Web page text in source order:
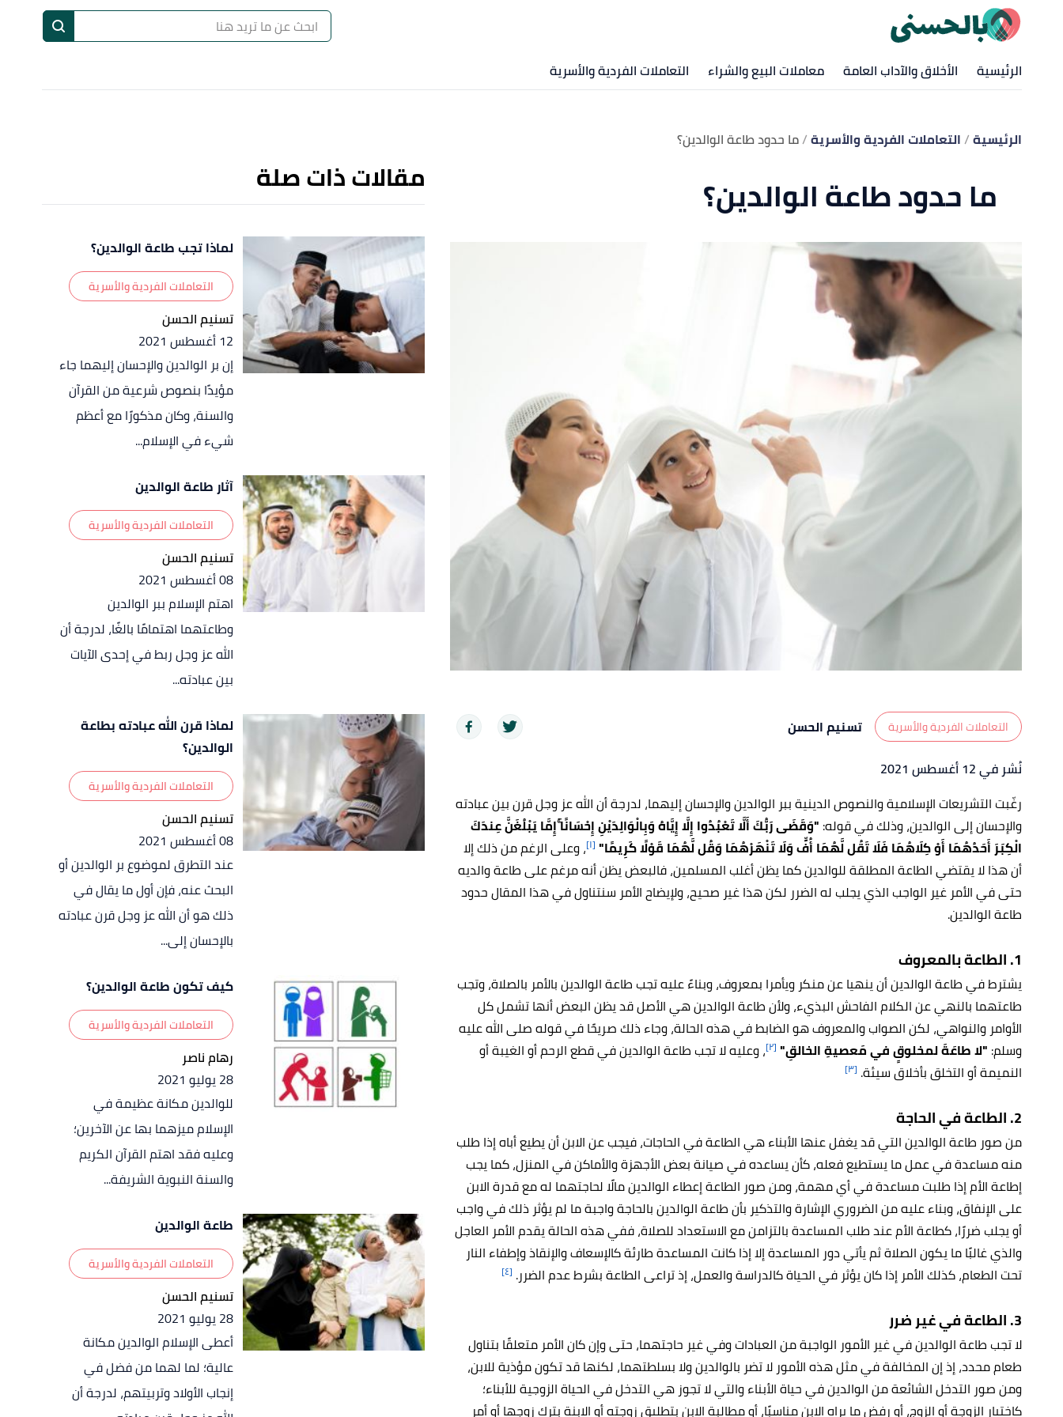
الرئيسية الأخلاق والآداب العامة معاملات البيع والشراء التعاملات الفردية والأسرية
الرئيسية التعاملات الفردية والأسرية ما حدود طاعة الوالدين؟
ما حدود طاعة الوالدين؟
التعاملات الفردية والأسرية
تسنيم الحسن
نُشر في 12 أغسطس 2021
رغّبت التشريعات الإسلامية والنصوص الدينية ببر الوالدين والإحسان إليهما، لدرجة أن الله عز وجل قرن بين عبادته
والإحسان إلى الوالدين، وذلك في قوله: "وَقَضَى رَبُّكَ أَلَّا تَعْبُدُوا إِلَّا إِيَّاهُ وَبِالْوَالِدَيْنِ إِحْسَانًا ۚإِمَّا يَبْلُغَنَّ عِندَكَ
الْكِبَرَ أَحَدُهُمَا أَوْ كِلَاهُمَا فَلَا تَقُل لَّهُمَا أُفٍّ وَلَا تَنْهَرْهُمَا وَقُل لَّهُمَا قَوْلًا كَرِيمًا" [١] ، وعلى الرغم من ذلك إلا
أن هذا لا يقتضي الطاعة المطلقة للوالدين كما يظن أغلب المسلمين، فالبعض يظن أنه مرغم على طاعة والديه
حتى في الأمر غير الواجب الذي يجلب له الضرر لكن هذا غير صحيح، ولإيضاح الأمر سنتناول في هذا المقال حدود
طاعة الوالدين.
1. الطاعة بالمعروف
يشترط في طاعة الوالدين أن ينهيا عن منكر ويأمرا بمعروف، وبناءً عليه تجب طاعة الوالدين بالأمر بالصلاة، وتجب
طاعتهما بالنهي عن الكلام الفاحش البذيء، ولأن طاعة الوالدين هي الأصل قد يظن البعض أنها تشمل كل
الأوامر والنواهي، لكن الصواب والمعروف هو الضابط في هذه الحالة، وجاء ذلك صريحًا في قوله صلى الله عليه
وسلم: "لا طاعَةَ لمخلوقٍ في مَعصيةِ الخالقِ" [٢] ، وعليه لا تجب طاعة الوالدين في قطع الرحم أو الغيبة أو
النميمة أو التخلق بأخلاق سيئة. [٣]
2. الطاعة في الحاجة
من صور طاعة الوالدين التي قد يغفل عنها الأبناء هي الطاعة في الحاجات، فيجب عن الابن أن يطيع أباه إذا طلب
منه مساعدة في عمل ما يستطيع فعله، كأن يساعده في صيانة بعض الأجهزة والأماكن في المنزل، كما يجب
إطاعة الأم إذا طلبت مساعدة في أي مهمة، ومن صور الطاعة إعطاء الوالدين مالًا لحاجتهما له مع قدرة الابن
على الإنفاق، وبناء عليه من الضروري الإشارة والتذكير بأن طاعة الوالدين بالحاجة واجبة ما لم يؤثر ذلك في واجب
أو يجلب ضررًا، كطاعة الأم عند طلب المساعدة بالتزامن مع الاستعداد للصلاة، ففي هذه الحالة يقدم الأمر العاجل
والذي غالبًا ما يكون الصلاة ثم يأتي دور المساعدة إلا إذا كانت المساعدة طارئة كالإسعاف والإنقاذ وإطفاء النار
تحت الطعام، كذلك الأمر إذا كان يؤثر في الحياة كالدراسة والعمل، إذ تراعى الطاعة بشرط عدم الضرر. [٤]
3. الطاعة في غير ضرر
لا تجب طاعة الوالدين في غير الأمور الواجبة من العبادات وفي غير حاجتهما، حتى وإن كان الأمر متعلقًا بتناول
طعام محدد، إذ إن المخالفة في مثل هذه الأمور لا تضر بالوالدين ولا بسلطتهما، لكنها قد تكون مؤذية للابن،
ومن صور التدخل الشائعة من الوالدين في حياة الأبناء والتي لا تجوز هي التدخل في الحياة الزوجية للأبناء؛
كاختيار الزوجة أو الزوج، أو رفض ما يراه الابن مناسبًا، أو مطالبة الابن بتطليق زوجته أو الابنة بترك زوجها أو أمر
مقالات ذات صلة
لماذا تجب طاعة الوالدين؟
التعاملات الفردية والأسرية
تسنيم الحسن
12 أغسطس 2021
إن بر الوالدين والإحسان إليهما جاء
مؤيدًا بنصوص شرعية من القرآن
والسنة، وكان مذكورًا مع أعظم
شيء في الإسلام...
آثار طاعة الوالدين
التعاملات الفردية والأسرية
تسنيم الحسن
08 أغسطس 2021
اهتم الإسلام ببر الوالدين
وطاعتهما اهتمامًا بالغًا، لدرجة أن
الله عز وجل ربط في إحدى الآيات
بين عبادته...
لماذا قرن الله عبادته بطاعة
الوالدين؟
التعاملات الفردية والأسرية
تسنيم الحسن
08 أغسطس 2021
عند التطرق لموضوع بر الوالدين أو
البحث عنه، فإن أول ما يقال في
ذلك هو أن الله عز وجل قرن عبادته
بالإحسان إلى...
كيف تكون طاعة الوالدين؟
التعاملات الفردية والأسرية
رهام ناصر
28 يوليو 2021
للوالدين مكانة عظيمة في
الإسلام ميزهما بها عن الآخرين؛
وعليه فقد اهتم القرآن الكريم
والسنة النبوية الشريفة...
طاعة الوالدين
التعاملات الفردية والأسرية
تسنيم الحسن
28 يوليو 2021
أعطى الإسلام الوالدين مكانة
عالية؛ لما لهما من فضل في
إنجاب الأولاد وتربيتهم، لدرجة أن